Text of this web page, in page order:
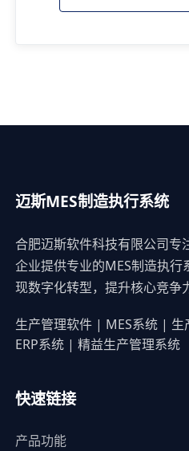
迈斯MES制造执行系统
合肥迈斯软件科技有限公司专
企业提供专业的MES制造执
现数字化转型，提升核心竞争
生产管理软件 | MES系统 |
ERP系统 | 精益生产管理系统
快速链接
产品功能